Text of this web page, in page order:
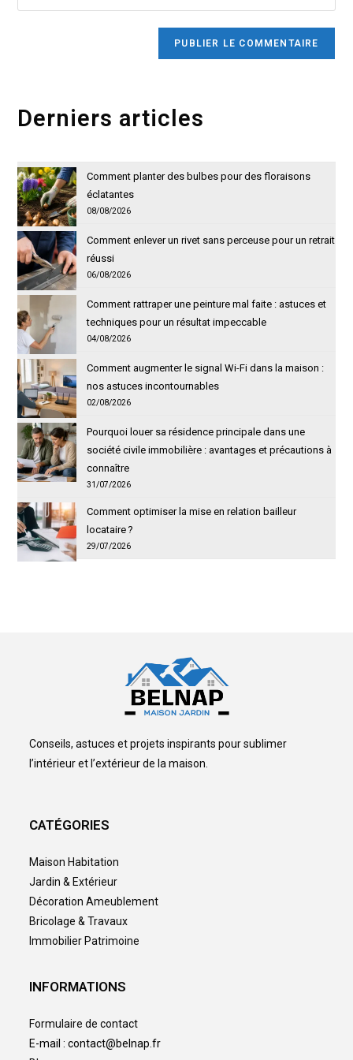
comment
l’URL
Derniers articles
Comment planter des bulbes pour des floraisons
éclatantes
08/08/2026
Comment enlever un rivet sans perceuse pour un retrait
réussi
06/08/2026
Comment rattraper une peinture mal faite : astuces et
techniques pour un résultat impeccable
04/08/2026
Comment augmenter le signal Wi-Fi dans la maison :
nos astuces incontournables
02/08/2026
Pourquoi louer sa résidence principale dans une
société civile immobilière : avantages et précautions à
connaître
31/07/2026
Comment optimiser la mise en relation bailleur
locataire ?
29/07/2026
Conseils, astuces et projets inspirants pour sublimer
l’intérieur et l’extérieur de la maison.
CATÉGORIES
Maison Habitation
Jardin & Extérieur
Décoration Ameublement
Bricolage & Travaux
Immobilier Patrimoine
INFORMATIONS
Formulaire de contact
E-mail : contact@belnap.fr